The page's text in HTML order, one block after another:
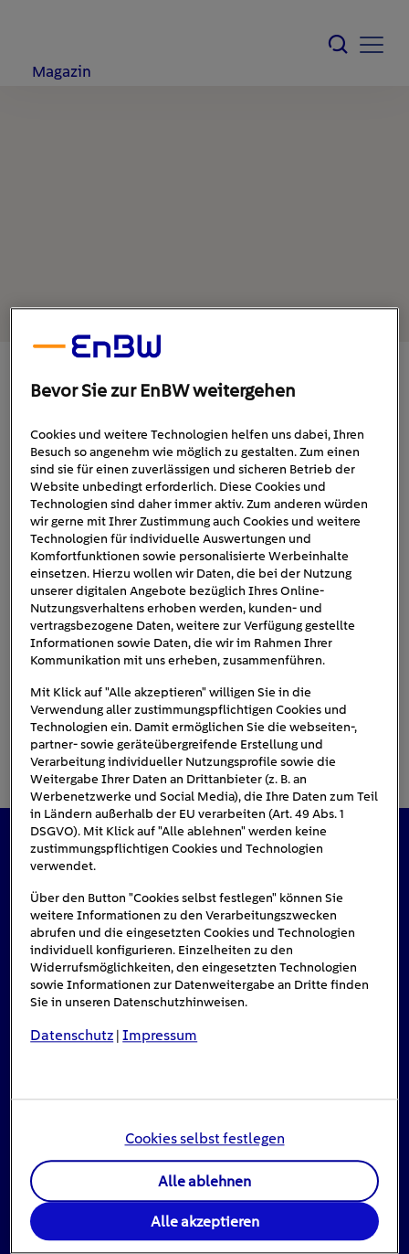
Magazin
30. März 2020 1min
heizung-sommerbetrieb-
techniker
Das könnte Sie auch interessieren
Stromausfall: Das ist zu tun, wenn das Licht
ausgeht
16min
Bevor Sie zur EnBW weitergehen
Cookies und weitere Technologien helfen uns dabei, Ihren
Besuch so angenehm wie möglich zu gestalten. Zum einen
sind sie für einen zuverlässigen und sicheren Betrieb der
Website unbedingt erforderlich. Diese Cookies und
Technologien sind daher immer aktiv. Zum anderen würden
wir gerne mit Ihrer Zustimmung auch Cookies und weitere
Technologien für individuelle Auswertungen und
Komfortfunktionen sowie personalisierte Werbeinhalte
einsetzen. Hierzu wollen wir Daten, die bei der Nutzung
unserer digitalen Angebote bezüglich Ihres Online-
Nutzungsverhaltens erhoben werden, kunden- und
vertragsbezogene Daten, weitere zur Verfügung gestellte
Informationen sowie Daten, die wir im Rahmen Ihrer
Kommunikation mit uns erheben, zusammenführen.
Mit Klick auf "Alle akzeptieren" willigen Sie in die
Verwendung aller zustimmungspflichtigen Cookies und
Technologien ein. Damit ermöglichen Sie die webseiten-,
partner- sowie geräteübergreifende Erstellung und
Verarbeitung individueller Nutzungsprofile sowie die
Weitergabe Ihrer Daten an Drittanbieter (z. B. an
Werbenetzwerke und Social Media), die Ihre Daten zum Teil
in Ländern außerhalb der EU verarbeiten (Art. 49 Abs. 1
DSGVO). Mit Klick auf "Alle ablehnen" werden keine
zustimmungspflichtigen Cookies und Technologien
verwendet.
Über den Button "Cookies selbst festlegen" können Sie
weitere Informationen zu den Verarbeitungszwecken
abrufen und die eingesetzten Cookies und Technologien
individuell konfigurieren. Einzelheiten zu den
Widerrufsmöglichkeiten, den eingesetzten Technologien
sowie Informationen zur Datenweitergabe an Dritte finden
Sie in unseren Datenschutzhinweisen.
Datenschutz |Impressum
Cookies selbst festlegen
Alle ablehnen
Alle akzeptieren